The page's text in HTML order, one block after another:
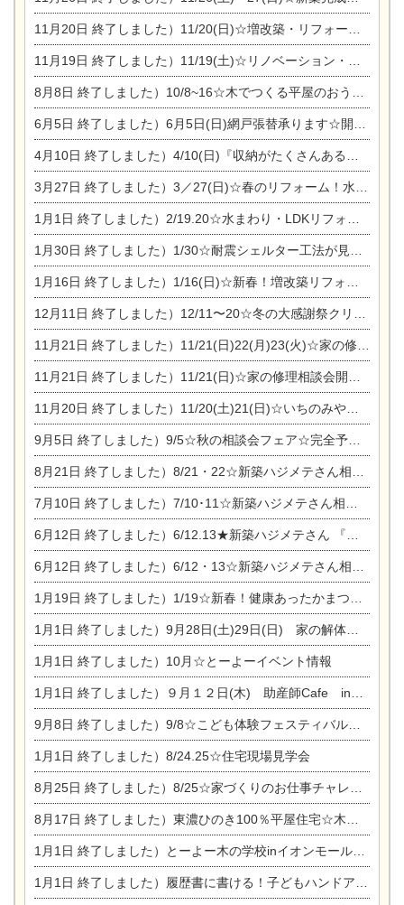
11月20日 終了しました）11/20(日)☆増改築・リフォームまつり＆秋の味覚まつり＆芸術祭
11月19日 終了しました）11/19(土)☆リノベーション・家の修理まつり＆増改築・リフォームまつりin扶桑ゴルフ
8月8日 終了しました）10/8~16☆木でつくる平屋のおうちのつくり方【完全予約制】
6月5日 終了しました）6月5日(日)網戸張替承ります☆開催！
4月10日 終了しました）4/10(日)『収納がたくさんあるおうち現場見学会』
3月27日 終了しました）3／27(日)☆春のリフォーム！水まわりLDKリフォーム相談会&今がチャンス！エアコン相談会
1月1日 終了しました）2/19.20☆水まわり・LDKリフォーム相談会＆エアコン相談会
1月30日 終了しました）1/30☆耐震シェルター工法が見れる完成見学会
1月16日 終了しました）1/16(日)☆新春！増改築リフォーム&家の修理まつり
12月11日 終了しました）12/11〜20☆冬の大感謝祭クリスマス相談会開催
11月21日 終了しました）11/21(日)22(月)23(火)☆家の修理まつり＆増改築リフォーム相談会
11月21日 終了しました）11/21(日)☆家の修理相談会開催 in 扶桑オークビレッジ
11月20日 終了しました）11/20(土)21(日)☆いちのみや逸品市に出店します【ひのきのバラ販売】
9月5日 終了しました）9/5☆秋の相談会フェア☆完全予約制
8月21日 終了しました）8/21・22☆新築ハジメテさん相談会 『集まれ！農地に家を建てたい人！』
7月10日 終了しました）7/10･11☆新築ハジメテさん相談会 『集まれ！農地に家を建てたい人！』完全予約制
6月12日 終了しました）6/12.13★新築ハジメテさん 『木の家 現場体感見学会』
6月12日 終了しました）6/12・13☆新築ハジメテさん相談会『今ある土地に家を建てる際の注意点』
1月19日 終了しました）1/19☆新春！健康あったかまつり＆増改築リフォームまつり
1月1日 終了しました）9月28日(土)29日(日) 家の解体なんでも相談会
1月1日 終了しました）10月☆とーよーイベント情報
1月1日 終了しました）９月１２日(木) 助産師Cafe in東陽住建
9月8日 終了しました）9/8☆こども体験フェスティバル☆一宮市民会館
1月1日 終了しました）8/24.25☆住宅現場見学会
8月25日 終了しました）8/25☆家づくりのお仕事チャレンジ
8月17日 終了しました）東濃ひのき100％平屋住宅☆木の家完成見学会
1月1日 終了しました）とーよー木の学校inイオンモール木曽川
1月1日 終了しました）履歴書に書ける！子どもハンドアロマ講座☆